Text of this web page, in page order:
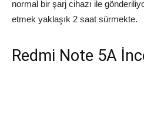
normal bir şarj cihazı ile
etmek yaklaşık 2 saat sürmekte.
Redmi Note 5A